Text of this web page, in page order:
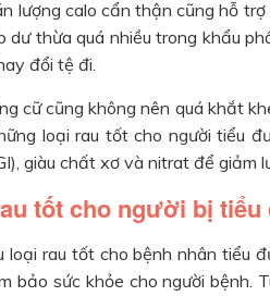
lượng calo cẩn thận cũng hỗ
dư thừa quá nhiều trong khẩu
đổi tệ đi.
cữ cũng không nên quá khắt
loại rau tốt cho người tiểu
giàu chất xơ và nitrat để giảm
tốt cho người bị
loại rau tốt cho bệnh nhân tiểu
bảo sức khỏe cho người bệnh.